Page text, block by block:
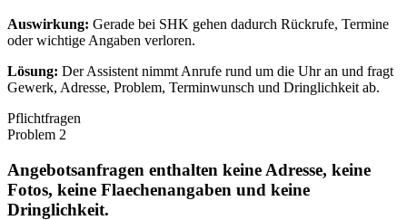
Auswirkung: Gerade bei SHK gehen dadurch Rückrufe, Termine
oder wichtige Angaben verloren.
Lösung: Der Assistent nimmt Anrufe rund um die Uhr an und fragt
Gewerk, Adresse, Problem, Terminwunsch und Dringlichkeit ab.
Pflichtfragen
Problem 2
Angebotsanfragen enthalten keine Adresse, keine
Fotos, keine Flaechenangaben und keine
Dringlichkeit.